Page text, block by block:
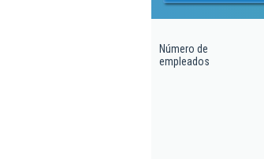
Número de
empleados